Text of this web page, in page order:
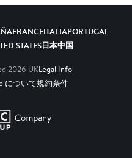
FRANCEITALIAPORTUGAL
STATES日本中国
2026 UKLegal Info
について規約条件
Company